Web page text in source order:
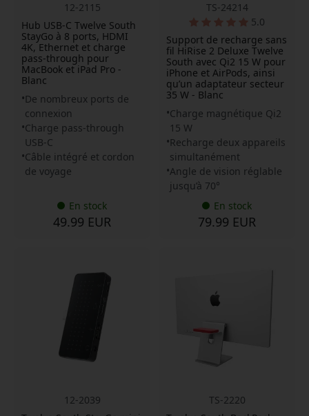
12-2115
Hub USB-C Twelve South
StayGo à 8 ports, HDMI
4K, Ethernet et charge
pass-through pour
MacBook et iPad Pro -
Blanc
De nombreux ports de
connexion
Charge pass-through
USB-C
Câble intégré et cordon
de voyage
En stock
49.99 EUR
TS-24214
5.0
Support de recharge sans
fil HiRise 2 Deluxe Twelve
South avec Qi2 15 W pour
iPhone et AirPods, ainsi
qu’un adaptateur secteur
35 W - Blanc
Charge magnétique Qi2
15 W
Recharge deux appareils
simultanément
Angle de vision réglable
jusqu’à 70°
En stock
79.99 EUR
12-2039
TS-2220